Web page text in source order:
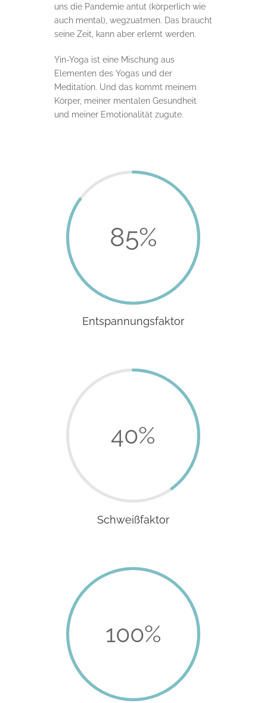
uns die Pandemie antut (körperlich wie
auch mental), wegzuatmen. Das braucht
seine Zeit, kann aber erlernt werden.
Yin-Yoga ist eine Mischung aus
Elementen des Yogas und der
Meditation. Und das kommt meinem
Körper, meiner mentalen Gesundheit
und meiner Emotionalität zugute.
85%
Entspannungsfaktor
40%
Schweißfaktor
100%